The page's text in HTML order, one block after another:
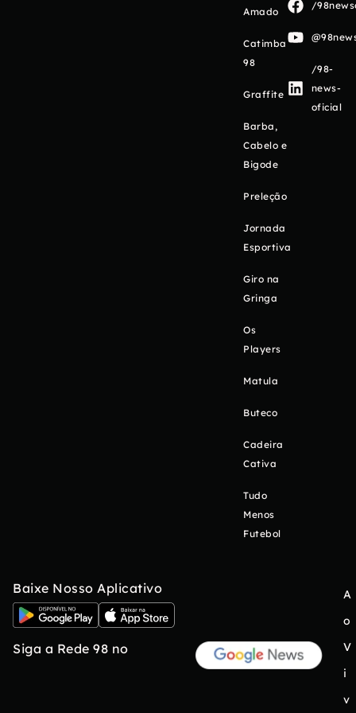
Amado
Catimba
98
Graffite
Barba,
Cabelo e
Bigode
Preleção
Jornada
Esportiva
Giro na
Gringa
Os
Players
Matula
Buteco
Cadeira
Cativa
Tudo
Menos
Futebol
/
/98-
news-
oficial
Baixe Nosso Aplicativo
Siga a Rede 98 no
A
o
V
i
v